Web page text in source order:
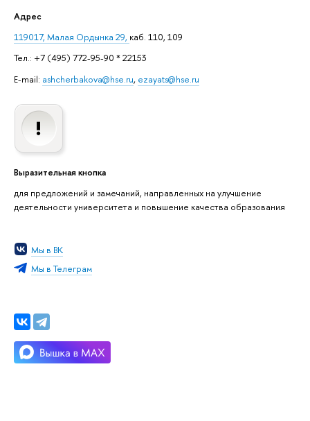
Адрес
119017, Малая Ордынка 29, каб. 110, 109
Тел.: +7 (495) 772-95-90 * 22153
E-mail: ashcherbakova@hse.ru, ezayats@hse.ru
Выразительная кнопка
для предложений и замечаний, направленных на улучшение
деятельности университета и повышение качества образования
Мы в ВК
Мы в Телеграм